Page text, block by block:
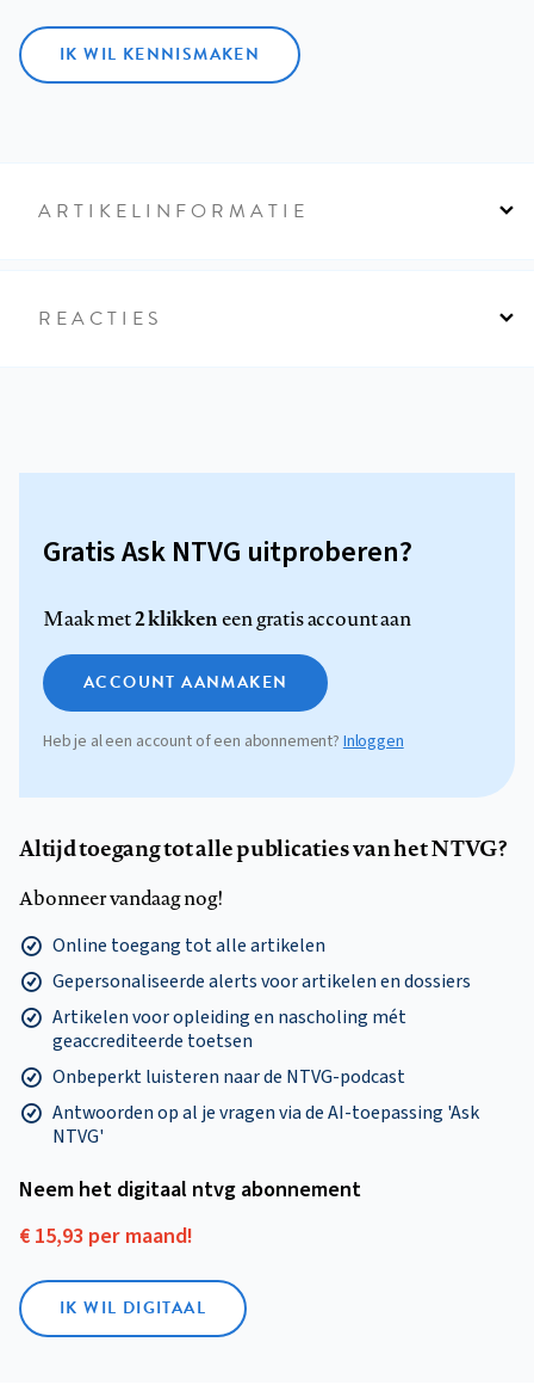
IK WIL KENNISMAKEN
ARTIKELINFORMATIE
REACTIES
Gratis Ask NTVG uitproberen?
Maak met2 klikkeneen gratis account aan
ACCOUNT AANMAKEN
Heb je al een account of een abonnement?Inloggen
Altijd toegang tot alle publicaties van het NTVG?
Abonneer vandaag nog!
Online toegang tot alle artikelen
Gepersonaliseerde alerts voor artikelen en dossiers
Artikelen voor opleiding en nascholing mét
geaccrediteerde toetsen
Onbeperkt luisteren naar de NTVG-podcast
Antwoorden op al je vragen via de AI-toepassing 'Ask
NTVG'
Neem het digitaal ntvg abonnement
€ 15,93 per maand!
IK WIL DIGITAAL